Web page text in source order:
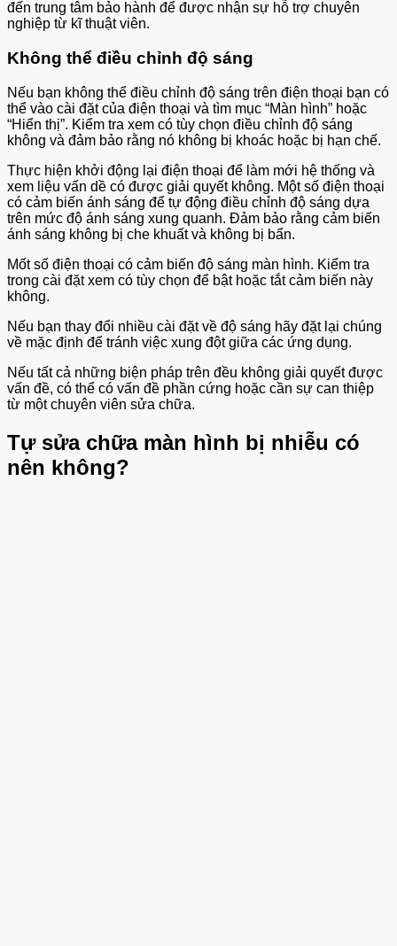
đến trung tâm bảo hành để được nhận sự hỗ trợ chuyên
nghiệp từ kĩ thuật viên.
Không thể điều chỉnh độ sáng
Nếu bạn không thể điều chỉnh độ sáng trên điện thoại bạn có
thể vào cài đặt của điện thoại và tìm mục “Màn hình” hoặc
“Hiển thị”. Kiểm tra xem có tùy chọn điều chỉnh độ sáng
không và đảm bảo rằng nó không bị khoác hoặc bị hạn chế.
Thực hiện khởi động lại điện thoại để làm mới hệ thống và
xem liệu vấn dề có được giải quyết không. Một số điện thoại
có cảm biến ánh sáng để tự động điều chỉnh độ sáng dựa
trên mức độ ánh sáng xung quanh. Đảm bảo rằng cảm biến
ánh sáng không bị che khuất và không bị bẩn.
Mốt số điện thoại có cảm biến độ sáng màn hình. Kiểm tra
trong cài đặt xem có tùy chọn để bật hoặc tắt cảm biến này
không.
Nếu bạn thay đổi nhiều cài đặt về độ sáng hãy đặt lại chúng
về mặc định để tránh việc xung đột giữa các ứng dụng.
Nếu tất cả những biện pháp trên đều không giải quyết được
vấn đề, có thể có vấn đề phần cứng hoặc cần sự can thiệp
từ một chuyên viên sửa chữa.
Tự sửa chữa màn hình bị nhiễu có
nên không?